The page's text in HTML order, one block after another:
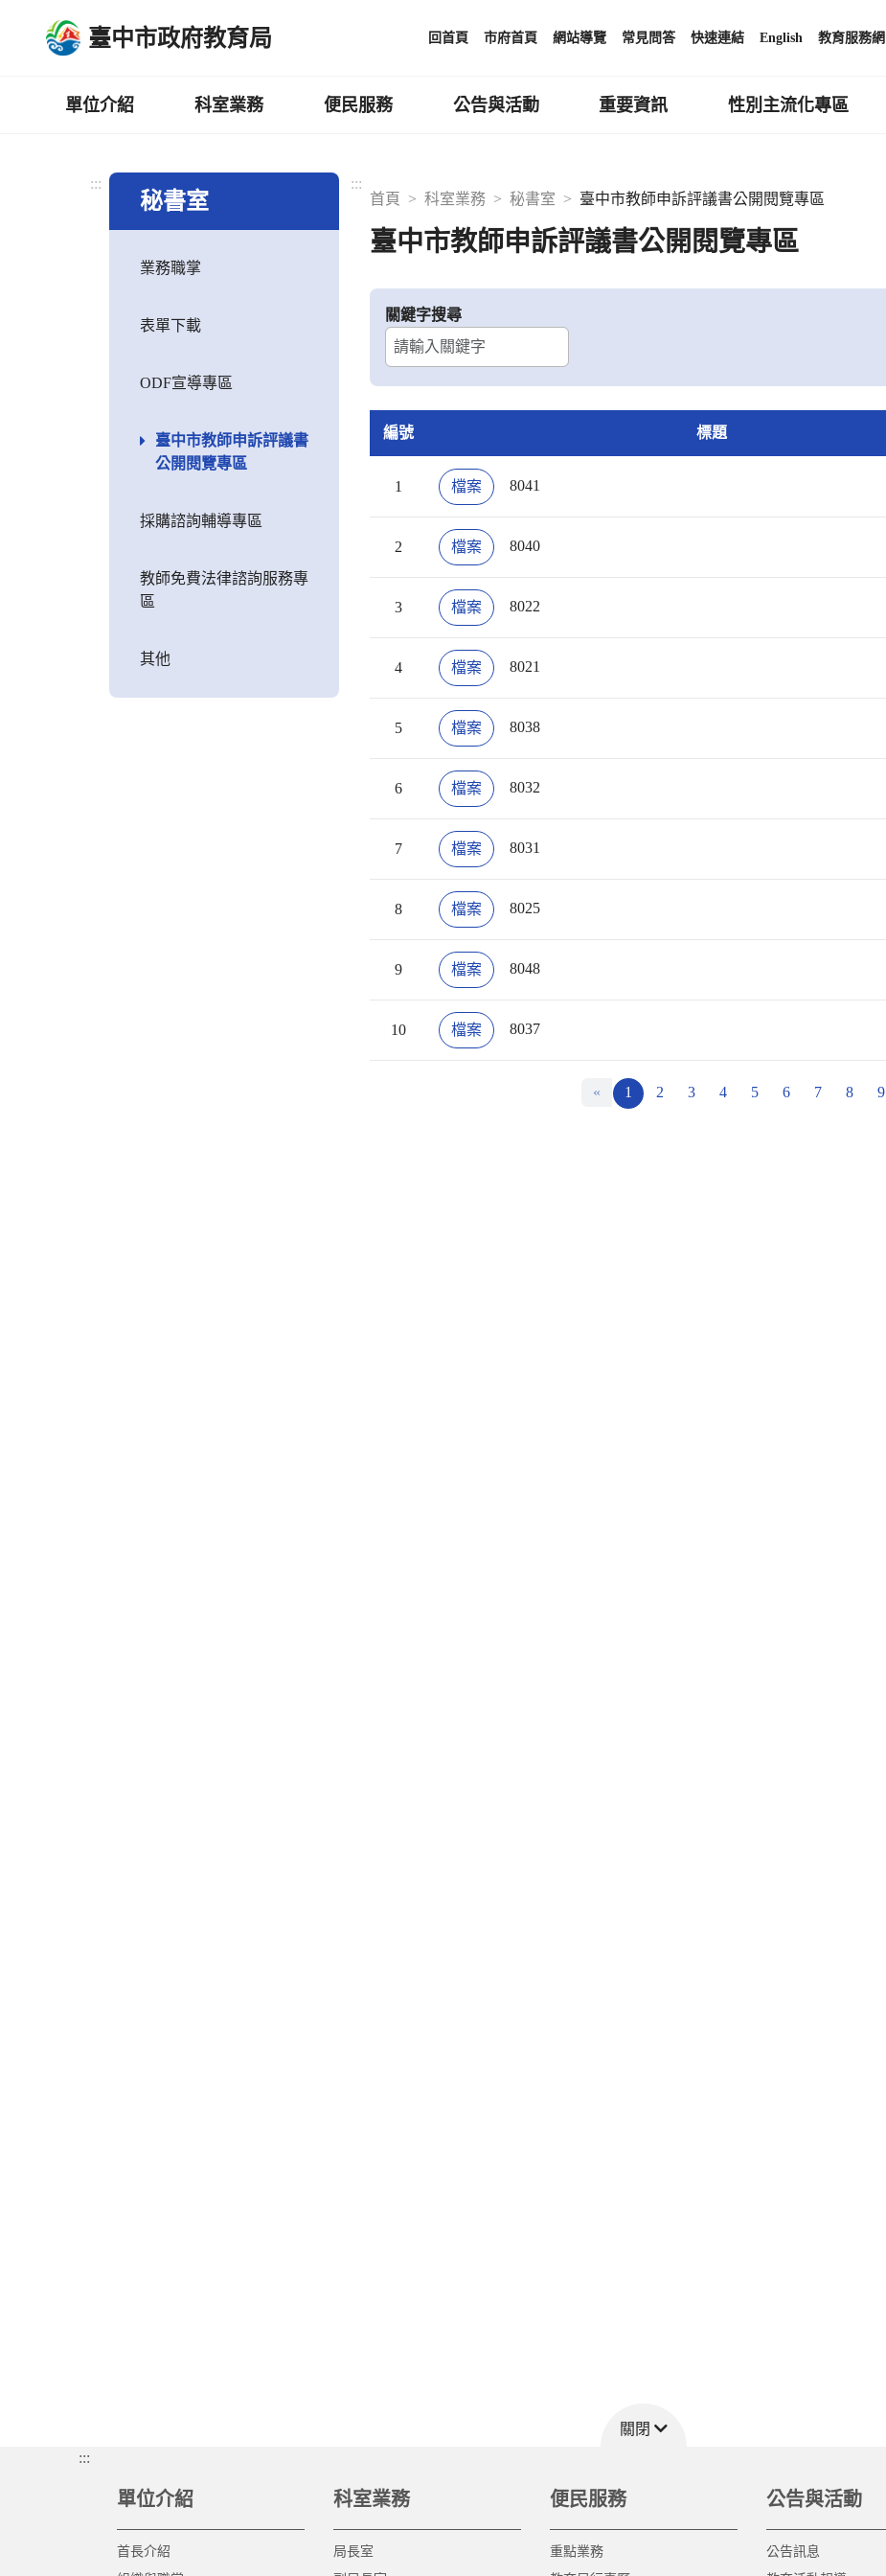
臺中市政府教育局 回首頁 市府首頁 網站導覽 常見問答 快速連結 English 教育服務網
單位介紹 科室業務 便民服務 公告與活動 重要資訊 性別主流化專區
:::
秘書室
業務職掌
表單下載
ODF宣導專區
臺中市教師申訴評議書
公開閱覽專區
採購諮詢輔導專區
教師免費法律諮詢服務專
區
其他
:::
首頁
科室業務 秘書室 臺中市教師申訴評議書公開閱覽專區
臺中市教師申訴評議書公開閱覽專區
關鍵字搜尋
編號 標題
1 檔案 8041
2 檔案 8040
3 檔案 8022
4 檔案 8021
5 檔案 8038
6 檔案 8032
7 檔案 8031
8 檔案 8025
9 檔案 8048
10 檔案 8037
« 1 2 3 4 5 6 7 8 9
關閉
:::
單位介紹
首長介紹
科室業務
局長室
便民服務
重點業務
公告與活動
公告訊息